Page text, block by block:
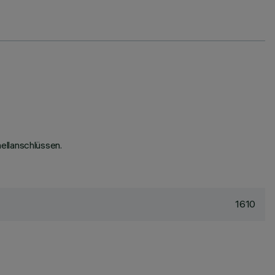
1610